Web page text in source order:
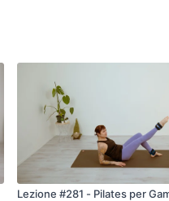
Lezione #281 - Pilates per